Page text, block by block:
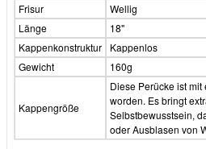
Frisur
Wellig
Länge
18"
Kappenkonstruktur
Kappenlos
Gewicht
160g
Kappengröße
Diese Perücke ist
worden. Es bringt
Selbstbewusstsein,
oder Ausblasen von